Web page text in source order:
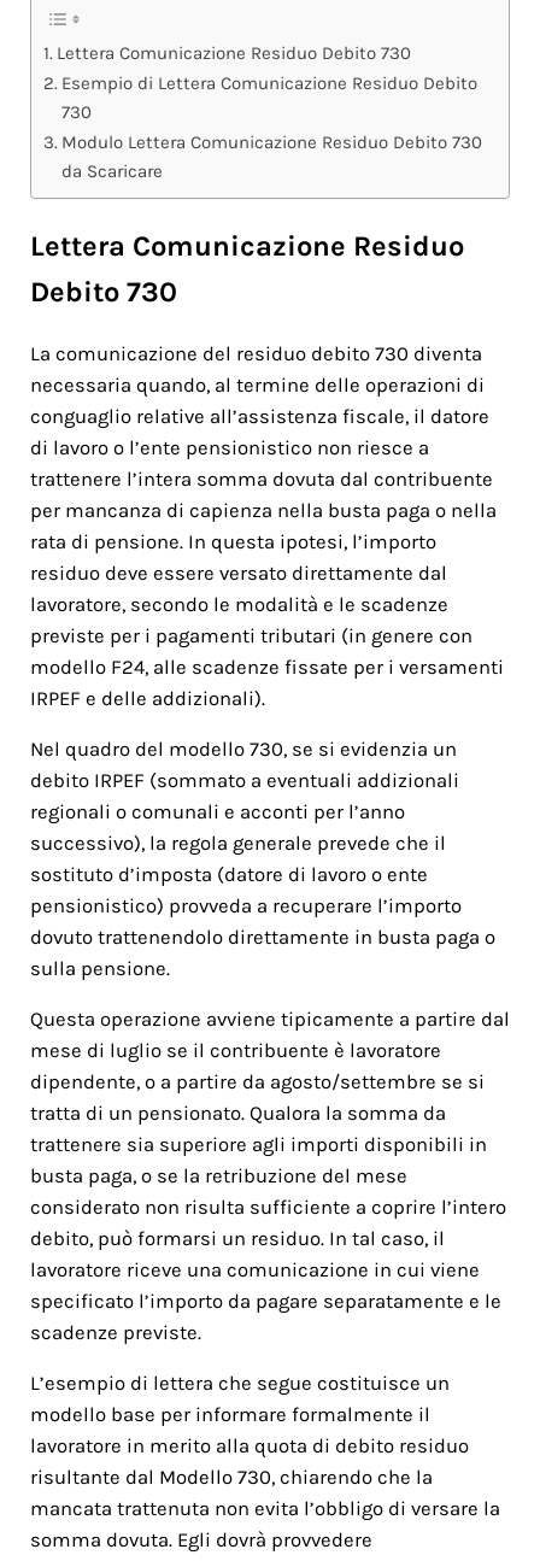
Lettera Comunicazione Residuo Debito 730
Esempio di Lettera Comunicazione Residuo Debito
730
Modulo Lettera Comunicazione Residuo Debito 730
da Scaricare
Lettera Comunicazione Residuo
Debito 730
La comunicazione del residuo debito 730 diventa
necessaria quando, al termine delle operazioni di
conguaglio relative all’assistenza fiscale, il datore
di lavoro o l’ente pensionistico non riesce a
trattenere l’intera somma dovuta dal contribuente
per mancanza di capienza nella busta paga o nella
rata di pensione. In questa ipotesi, l’importo
residuo deve essere versato direttamente dal
lavoratore, secondo le modalità e le scadenze
previste per i pagamenti tributari (in genere con
modello F24, alle scadenze fissate per i versamenti
IRPEF e delle addizionali).
Nel quadro del modello 730, se si evidenzia un
debito IRPEF (sommato a eventuali addizionali
regionali o comunali e acconti per l’anno
successivo), la regola generale prevede che il
sostituto d’imposta (datore di lavoro o ente
pensionistico) provveda a recuperare l’importo
dovuto trattenendolo direttamente in busta paga o
sulla pensione.
Questa operazione avviene tipicamente a partire dal
mese di luglio se il contribuente è lavoratore
dipendente, o a partire da agosto/settembre se si
tratta di un pensionato. Qualora la somma da
trattenere sia superiore agli importi disponibili in
busta paga, o se la retribuzione del mese
considerato non risulta sufficiente a coprire l’intero
debito, può formarsi un residuo. In tal caso, il
lavoratore riceve una comunicazione in cui viene
specificato l’importo da pagare separatamente e le
scadenze previste.
L’esempio di lettera che segue costituisce un
modello base per informare formalmente il
lavoratore in merito alla quota di debito residuo
risultante dal Modello 730, chiarendo che la
mancata trattenuta non evita l’obbligo di versare la
somma dovuta. Egli dovrà provvedere